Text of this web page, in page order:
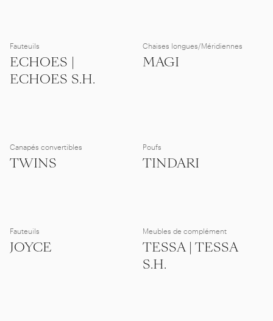
Fauteuils
ECHOES |
ECHOES S.H.
Chaises longues/Méridiennes
MAGI
Canapés convertibles
TWINS
Poufs
TINDARI
Fauteuils
JOYCE
Meubles de complément
TESSA | TESSA
S.H.